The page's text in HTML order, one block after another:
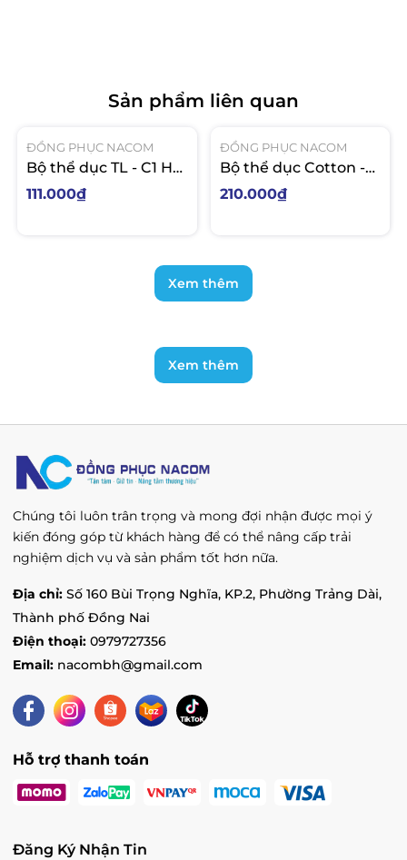
Sản phẩm liên quan
ĐỒNG PHỤC NACOM
Bộ thể dục TL - C1 Hà
Huy Giáp
111.000₫
ĐỒNG PHỤC NACOM
Bộ thể dục Cotton -
C2 Trảng Dài
210.000₫
Xem thêm
Xem thêm
Chúng tôi luôn trân trọng và mong đợi nhận được mọi ý
kiến đóng góp từ khách hàng để có thể nâng cấp trải
nghiệm dịch vụ và sản phẩm tốt hơn nữa.
Địa chỉ: Số 160 Bùi Trọng Nghĩa, KP.2, Phường Trảng Dài,
Thành phố Đồng Nai
Điện thoại: 0979727356
Email: nacombh@gmail.com
Hỗ trợ thanh toán
Đăng Ký Nhận Tin